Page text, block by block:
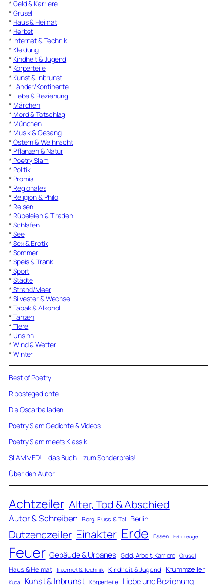
* Geld & Karriere
* Grusel
* Haus & Heimat
* Herbst
* Internet & Technik
* Kleidung
* Kindheit & Jugend
* Körperteile
* Kunst & Inbrunst
* Länder/Kontinente
* Liebe & Beziehung
* Märchen
* Mord & Totschlag
* München
* Musik & Gesang
* Ostern & Weihnacht
* Pflanzen & Natur
* Poetry Slam
* Politik
* Promis
* Regionales
* Religion & Philo
* Reisen
* Rüpeleien & Tiraden
* Schlafen
* See
* Sex & Erotik
* Sommer
* Speis & Trank
* Sport
* Städte
* Strand/Meer
* Silvester & Wechsel
* Tabak & Alkohol
* Tanzen
* Tiere
* Unsinn
* Wind & Wetter
* Winter
Best of Poetry
Ripostegedichte
Die Oscarballaden
Poetry Slam Gedichte & Videos
Poetry Slam meets Klassik
SLAMMED! – das Buch – zum Sonderpreis!
Über den Autor
Achtzeiler Alter, Tod & Abschied
Autor & Schreiben Berg, Fluss & Tal Berlin
Dutzendzeiler Einakter Erde Essen Fahrzeuge
Feuer Gebäude & Urbanes Geld, Arbeit, Karriere Grusel
Haus & Heimat Internet & Technik Kindheit & Jugend Krummzeiler
Kuba Kunst & Inbrunst Körperteile Liebe und Beziehung